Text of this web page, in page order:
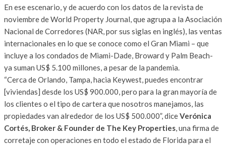
En ese escenario, y de acuerdo con los datos de la revista de
noviembre de World Property Journal, que agrupa a la Asociación
Nacional de Corredores (NAR, por sus siglas en inglés), las ventas
internacionales en lo que se conoce como el Gran Miami – que
incluye a los condados de Miami-Dade, Broward y Palm Beach-
ya suman US$ 5.100 millones, a pesar de la pandemia.
“Cerca de Orlando, Tampa, hacia Keywest, puedes encontrar
[viviendas] desde los US$ 900.000, pero para la gran mayoría de
los clientes o el tipo de cartera que nosotros manejamos, las
propiedades van alrededor de los US$ 500.000”, diceVerónica
Cortés, Broker & Founder de The Key Properties, una firma de
corretaje con operaciones en todo el estado de Florida para el